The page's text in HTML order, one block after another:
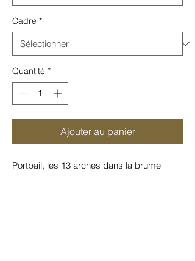
Cadre *
Quantité *
Ajouter au panier
Portbail, les 13 arches dans la brume